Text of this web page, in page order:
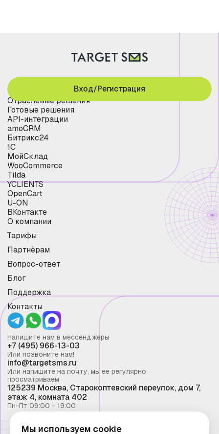
Отраслевые решения
Готовые решения
API-интеграции
amoCRM
Битрикс24
1С
МойСклад
WooCommerce
Tilda
YCLIENTS
OpenCart
U-ON
ВКонтакте
О компании
Тарифы
Партнёрам
Вопрос-ответ
Блог
Поддержка
Контакты
Вход/Регистрация
Напишите нам в мессенджеры
+7 (495) 966-13-03
Или позвоните нам!
info@targetsms.ru
Или напишите на почту, мы ее регулярно
просматриваем
125239 Москва, Старокоптевский переулок, дом 7,
этаж 4, комната 402
Пн-Пт 09:00 - 19:00
Мы используем cookie